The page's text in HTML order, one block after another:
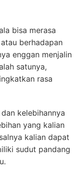
bisa merasa
berhadapan
enggan menjalin
satunya,
rasa
kelebihannya
yang kalian
kalian dapat
sudut pandang